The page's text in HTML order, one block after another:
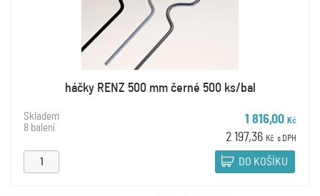
háčky RENZ 500 mm černé 500 ks/bal
Skladem
8 balení
1 816,00 Kč
2 197,36 Kč s DPH
DO KOŠÍKU